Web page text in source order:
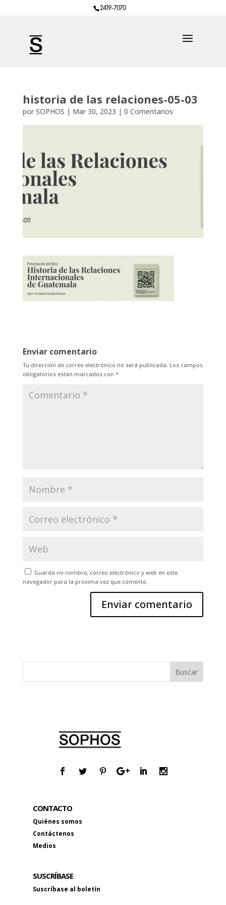
2419-7070
historia de las relaciones-05-03
por SOPHOS | Mar 30, 2023 | 0 Comentarios
Enviar comentario
Tu dirección de correo electrónico no será publicada. Los campos
obligatorios están marcados con *
Guarda mi nombre, correo electrónico y web en este
navegador para la próxima vez que comente.
CONTACTO
Quiénes somos
Contáctenos
Medios
SUSCRÍBASE
Suscríbase al boletín